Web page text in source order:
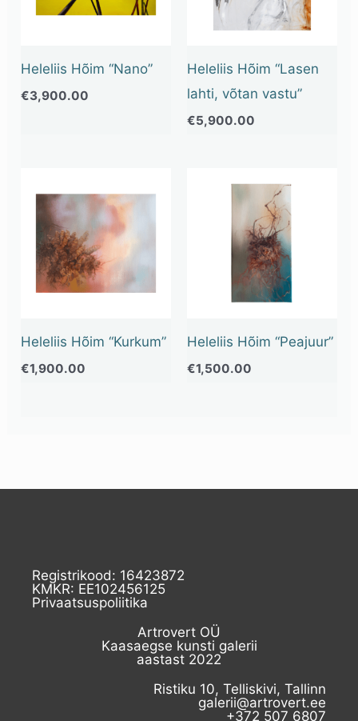
Heleliis Hõim “Nano”
€3,900.00
Heleliis Hõim “Lasen
lahti, võtan vastu”
€5,900.00
Heleliis Hõim “Kurkum”
€1,900.00
Heleliis Hõim “Peajuur”
€1,500.00
Registrikood: 16423872
KMKR: EE102456125
Privaatsuspoliitika
Artrovert OÜ
Kaasaegse kunsti galerii
aastast 2022
Ristiku 10, Telliskivi, Tallinn
galerii@artrovert.ee
+372 507 6807​